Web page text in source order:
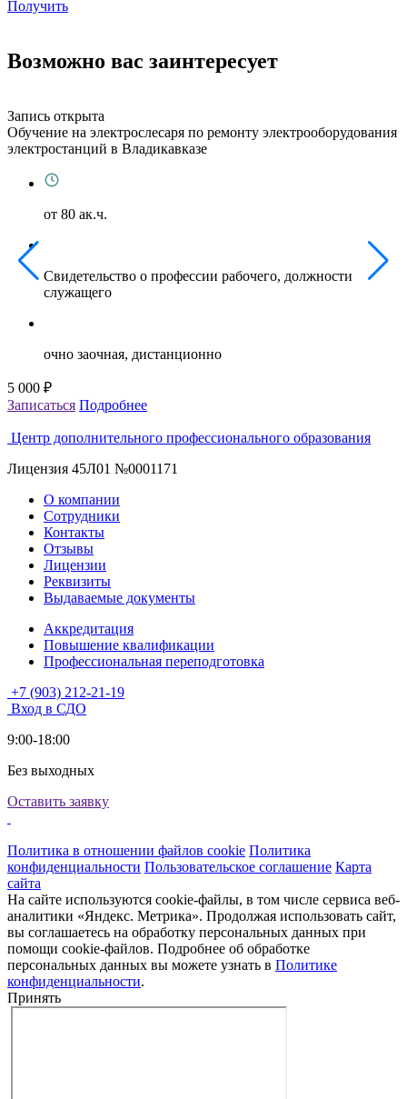
Получить
Возможно вас заинтересует
Запись открыта
Обучение на электрослесаря по ремонту электрооборудования
электростанций в Владикавказе
от 80 ак.ч.
Свидетельство о профессии рабочего, должности
служащего
очно заочная, дистанционно
5 000 ₽
Записаться Подробнее
Центр дополнительного профессионального образования
Лицензия 45Л01 №0001171
О компании
Сотрудники
Контакты
Отзывы
Лицензии
Реквизиты
Выдаваемые документы
Аккредитация
Повышение квалификации
Профессиональная переподготовка
+7 (903) 212-21-19
Вход в СДО
9:00-18:00
Без выходных
Оставить заявку
Политика в отношении файлов cookie Политика
конфиденциальности Пользовательское соглашение Карта
сайта
На сайте используются cookie-файлы, в том числе сервиса веб-
аналитики «Яндекс. Метрика». Продолжая использовать сайт,
вы соглашаетесь на обработку персональных данных при
помощи cookie-файлов. Подробнее об обработке
персональных данных вы можете узнать в Политике
конфиденциальности.
Принять